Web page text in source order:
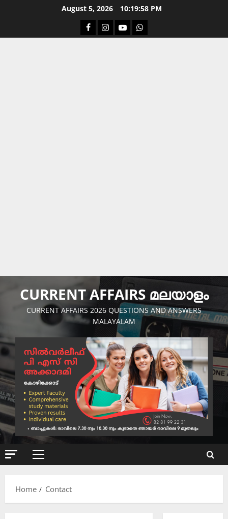
August 5, 2026 10:19:58 PM
Facebook
Instagram
YoutubeWhatsapp
CURRENT AFFAIRS മലയാളം
CURRENT AFFAIRS 2026 QUESTIONS AND ANSWERS
MALAYALAM
Primary
Home
Contact